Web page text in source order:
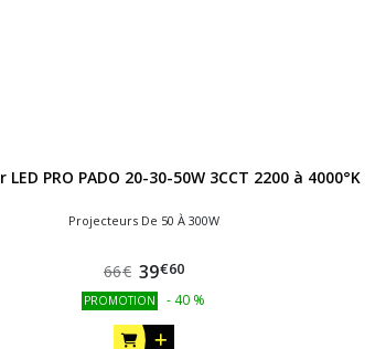
PRO PADO 20-30-50W 3CCT 2200 à 4000°K
Projecteurs De 50 À 300W
66€ 39€60
PROMOTION - 40 %